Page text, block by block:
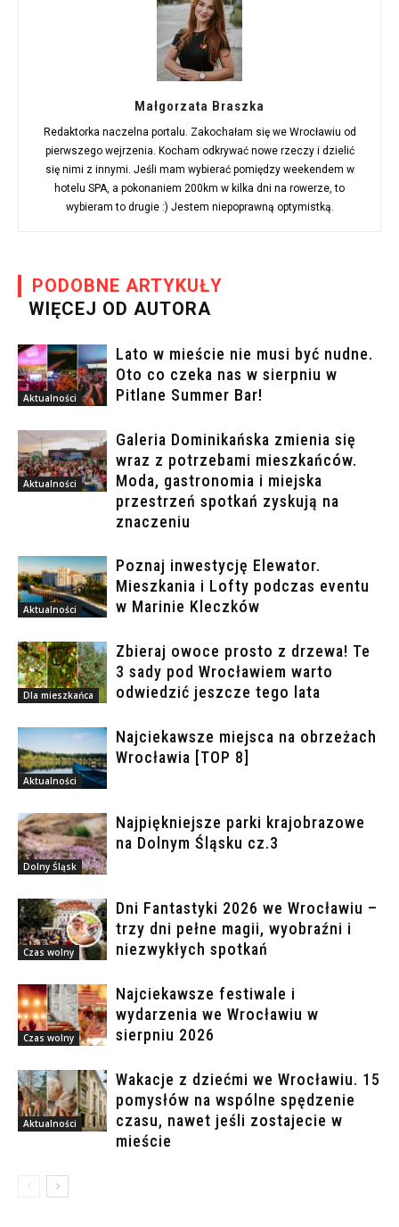
Małgorzata Braszka
Redaktorka naczelna portalu. Zakochałam się we Wrocławiu od
pierwszego wejrzenia. Kocham odkrywać nowe rzeczy i dzielić
się nimi z innymi. Jeśli mam wybierać pomiędzy weekendem w
hotelu SPA, a pokonaniem 200km w kilka dni na rowerze, to
wybieram to drugie :) Jestem niepoprawną optymistką.
PODOBNE ARTYKUŁY
WIĘCEJ OD AUTORA
Aktualności
Lato w mieście nie musi być nudne.
Oto co czeka nas w sierpniu w
Pitlane Summer Bar!
Aktualności
Galeria Dominikańska zmienia się
wraz z potrzebami mieszkańców.
Moda, gastronomia i miejska
przestrzeń spotkań zyskują na
znaczeniu
Aktualności
Poznaj inwestycję Elewator.
Mieszkania i Lofty podczas eventu
w Marinie Kleczków
Dla mieszkańca
Zbieraj owoce prosto z drzewa! Te
3 sady pod Wrocławiem warto
odwiedzić jeszcze tego lata
Aktualności
Najciekawsze miejsca na obrzeżach
Wrocławia [TOP 8]
Dolny Śląsk
Najpiękniejsze parki krajobrazowe
na Dolnym Śląsku cz.3
Czas wolny
Dni Fantastyki 2026 we Wrocławiu –
trzy dni pełne magii, wyobraźni i
niezwykłych spotkań
Czas wolny
Najciekawsze festiwale i
wydarzenia we Wrocławiu w
sierpniu 2026
Aktualności
Wakacje z dziećmi we Wrocławiu. 15
pomysłów na wspólne spędzenie
czasu, nawet jeśli zostajecie w
mieście